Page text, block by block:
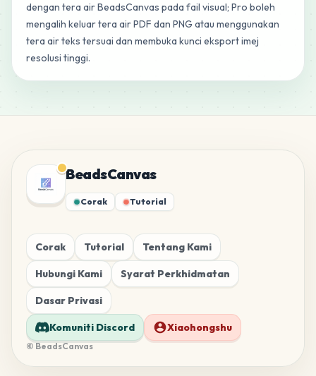
dengan tera air BeadsCanvas pada fail visual; Pro boleh
mengalih keluar tera air PDF dan PNG atau menggunakan
tera air teks tersuai dan membuka kunci eksport imej
resolusi tinggi.
BeadsCanvas
Corak Tutorial
Corak Tutorial Tentang Kami
Hubungi Kami Syarat Perkhidmatan
Dasar Privasi
Komuniti Discord Xiaohongshu
© BeadsCanvas